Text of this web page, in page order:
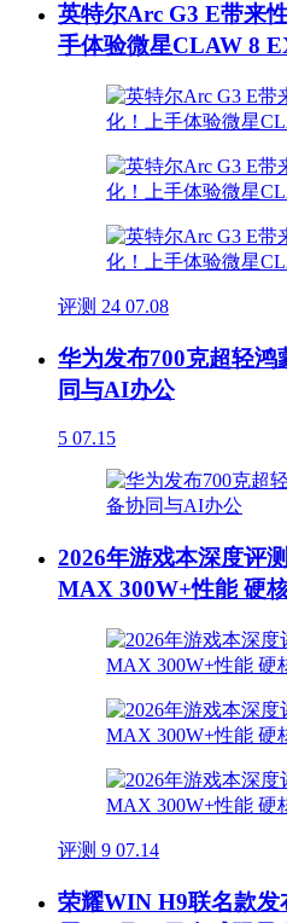
英特尔Arc G3 E带来
手体验微星CLAW 8
评测 24 07.08
华为发布700克超轻
同与AI办公
5 07.15
2026年游戏本深度评
MAX 300W+性能 硬
评测 9 07.14
荣耀WIN H9联名款发